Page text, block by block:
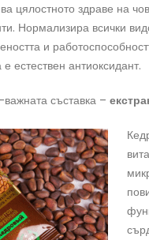
цялостното здраве на
Нормализира всички
и
естествен антиоксидант.
съставка –